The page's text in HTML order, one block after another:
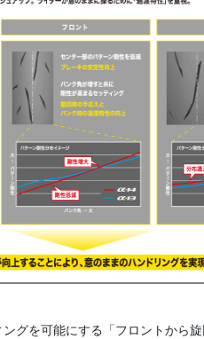
グを可能にする「フロントから